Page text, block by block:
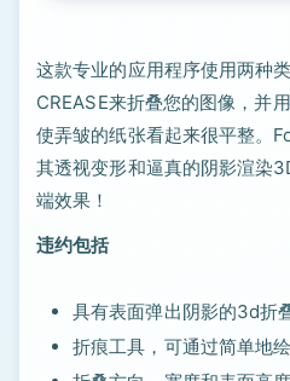
这款专业的应用程序使用两种
CREASE来折叠您的图像，并
使弄皱的纸张看起来很平整。
其透视变形和逼真的阴影渲染
端效果！
违约包括
具有表面弹出阴影的3d折
折痕工具，可通过简单地